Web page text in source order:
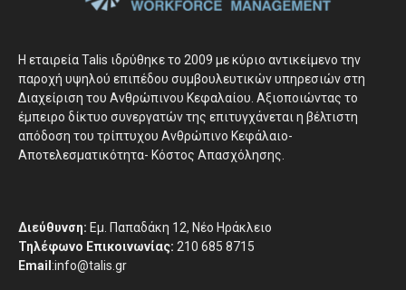
H εταιρεία Talis ιδρύθηκε το 2009 με κύριο αντικείμενο την
παροχή υψηλού επιπέδου συμβουλευτικών υπηρεσιών στη
Διαχείριση του Ανθρώπινου Κεφαλαίου. Αξιοποιώντας το
έμπειρο δίκτυο συνεργατών της επιτυγχάνεται η βέλτιστη
απόδοση του τρίπτυχου Ανθρώπινο Κεφάλαιο-
Αποτελεσματικότητα- Κόστος Απασχόλησης.
Διεύθυνση: Εμ. Παπαδάκη 12, Νέο Ηράκλειο
Τηλέφωνο Επικοινωνίας: 210 685 8715
Email :info@talis.gr